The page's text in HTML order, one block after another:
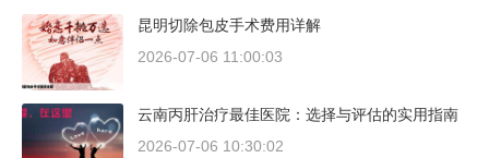
昆明切除包皮手术费用详解
2026-07-06 11:00:03
云南丙肝治疗最佳医院：选择与评估的实用指南
2026-07-06 10:30:02